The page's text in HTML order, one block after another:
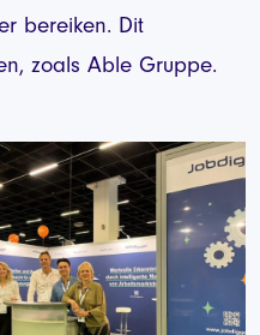
bereiken. Dit
zoals Able Gruppe.